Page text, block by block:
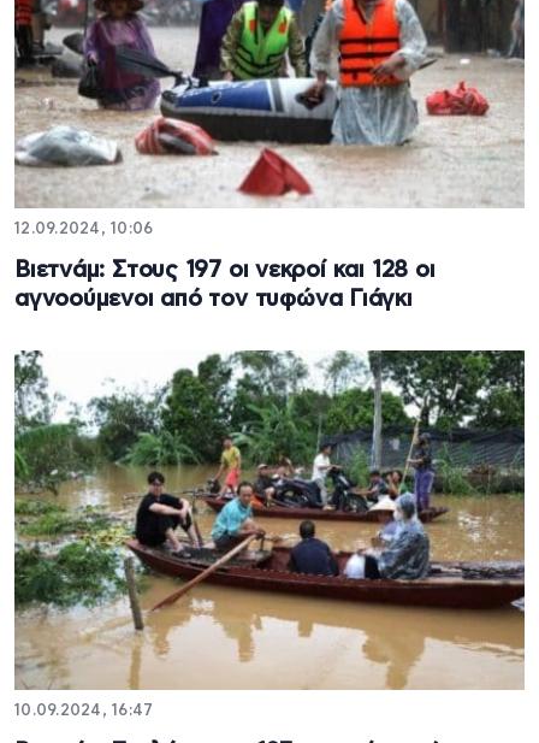
12.09.2024, 10:06
Βιετνάμ: Στους 197 οι νεκροί και 128 οι
αγνοούμενοι από τον τυφώνα Γιάγκι
10.09.2024, 16:47